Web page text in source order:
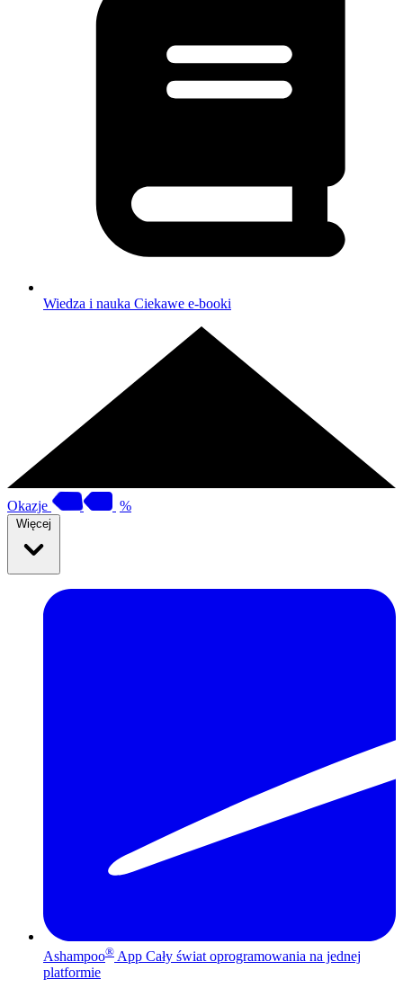
Wiedza i nauka Ciekawe e-booki
Okazje %
Więcej
Ashampoo® App Cały świat oprogramowania na jednej
platformie